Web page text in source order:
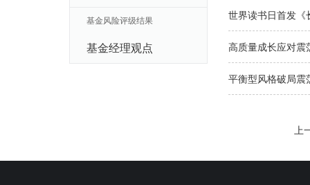
基金风险评级结果
基金经理观点
世界读书日首发《
高质量成长应对震
平衡型风格破局
上